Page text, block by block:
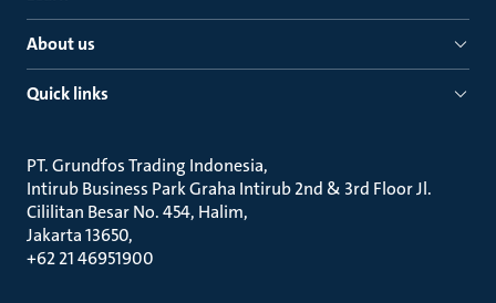
About us
Quick links
PT. Grundfos Trading Indonesia
Intirub Business Park Graha Intirub 2nd & 3rd Floor Jl.
Cililitan Besar No. 454, Halim
Jakarta 13650
+62 21 46951900